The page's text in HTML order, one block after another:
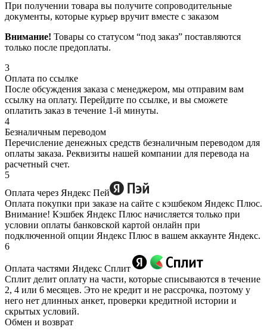
При получении товара вы получите сопроводительные
документы, которые курьер вручит вместе с заказом
Внимание! Товары со статусом “под заказ” поставляются
только после предоплаты.
3
Оплата по ссылке
После обсуждения заказа с менеджером, мы отправим вам
ссылку на оплату. Перейдите по ссылке, и вы сможете
оплатить заказ в течение 1-й минуты.
4
Безналичным переводом
Перечисление денежных средств безналичным переводом для
оплаты заказа. Реквизиты нашей компании для перевода на
расчетный счет.
5
Оплата через Яндекс Пей
Оплата покупки при заказе на сайте с кэшбеком Яндекс Плюс.
Внимание! Кэшбек Яндекс Плюс начисляется только при
условии оплаты банковской картой онлайн при
подключенной опции Яндекс Плюс в вашем аккаунте Яндекс.
6
Оплата частями Яндекс Сплит
Сплит делит оплату на части, которые списываются в течение
2, 4 или 6 месяцев. Это не кредит и не рассрочка, поэтому у
него нет длинных анкет, проверки кредитной истории и
скрытых условий.
Обмен и возврат